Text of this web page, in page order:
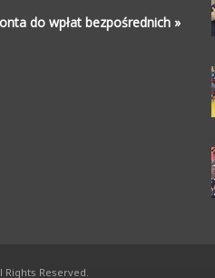
do wpłat bezpośrednich »
Rights Reserved.